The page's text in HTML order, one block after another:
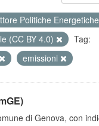
Politiche Energetiche
(CC BY 4.0)
Tag:
emissioni
di Genova, con